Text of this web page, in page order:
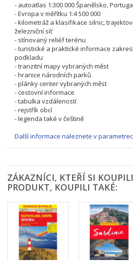
- autoatlas 1:300 000 Španělsko,
- Evropa v měřítku 1:4 500 000
- kilometráž a klasifikace silnic,
železniční síť
- stínovaný reliéf terénu
- turistické a praktické informace
podkladu
- tranzitní mapy vybraných měst
- hranice národních parků
- plánky center vybraných měst
- cestovní informace
- tabulka vzdáleností
- rejstřík obcí
- legenda také v češtině
Další informace naleznete v
ZÁKAZNÍCI, KTEŘÍ SI
PRODUKT, KOUPILI TAKÉ: